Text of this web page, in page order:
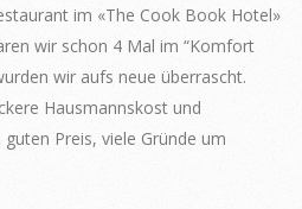
im «The Cook Book Hotel»
wir schon 4 Mal im “Komfort
wir aufs neue überrascht.
Hausmannskost und
Preis, viele Gründe um